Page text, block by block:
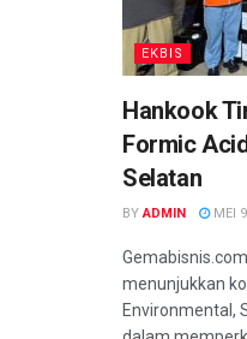
EKBIS
Hankook
Formic
Selatan
BY ADMIN MEI
menunjukkan
Environmental,